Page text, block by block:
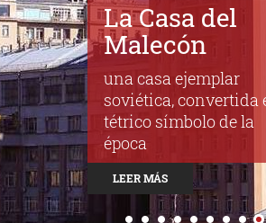
Catedral de
Cristo
Catedral - Palacio de
Soviets - Piscina… y
vez Catedral. ¡Y todo
en el mismo lugar!
LEER MÁS